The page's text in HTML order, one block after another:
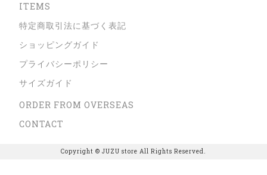
ITEMS
特定商取引法に基づく表記
ショッピングガイド
プライバシーポリシー
サイズガイド
ORDER FROM OVERSEAS
CONTACT
Copyright © JUZU store All Rights Reserved.